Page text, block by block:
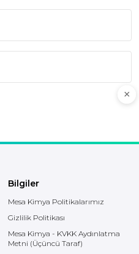
Bilgiler
Mesa Kimya Politikalarımız
Gizlilik Politikası
Mesa Kimya - KVKK Aydınlatma
Metni (Üçüncü Taraf)